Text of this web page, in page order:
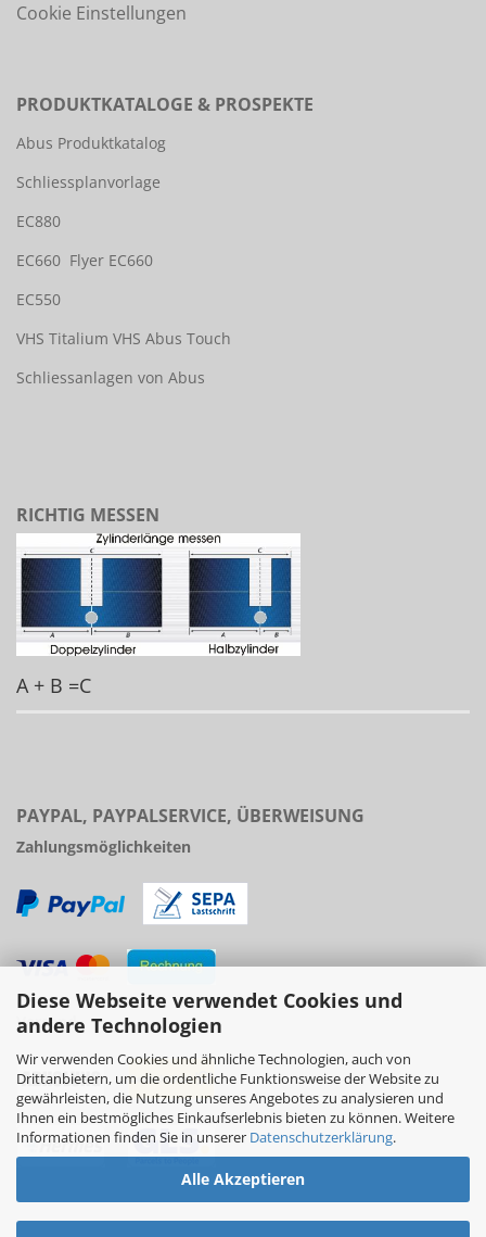
Diese Webseite verwendet Cookies und
andere Technologien
Wir verwenden Cookies und ähnliche Technologien, auch von
Drittanbietern, um die ordentliche Funktionsweise der Website zu
gewährleisten, die Nutzung unseres Angebotes zu analysieren und
Ihnen ein bestmögliches Einkaufserlebnis bieten zu können. Weitere
Informationen finden Sie in unserer Datenschutzerklärung.
Alle Akzeptieren
Cookie Einstellungen
PRODUKTKATALOGE & PROSPEKTE
Abus Produktkatalog
Schliessplanvorlage
EC880
EC660 Flyer EC660
EC550
VHS Titalium VHS Abus Touch
Schliessanlagen von Abus
RICHTIG MESSEN
A + B =C
PAYPAL, PAYPALSERVICE, ÜBERWEISUNG
Zahlungsmöglichkeiten
Versand